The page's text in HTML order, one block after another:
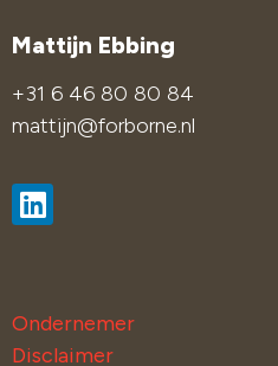
Mattijn Ebbing
+31 6 46 80 80 84
mattijn@forborne.nl
Ondernemer
Disclaimer